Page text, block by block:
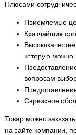
Пассивные
Пассивные
Пассивные
только для
Пассивные
Пассивные
Плюсами
Приемлемые
Кратчайшие
которую можно
вопросам
Сервисное
Товар можно
на сайте компании,